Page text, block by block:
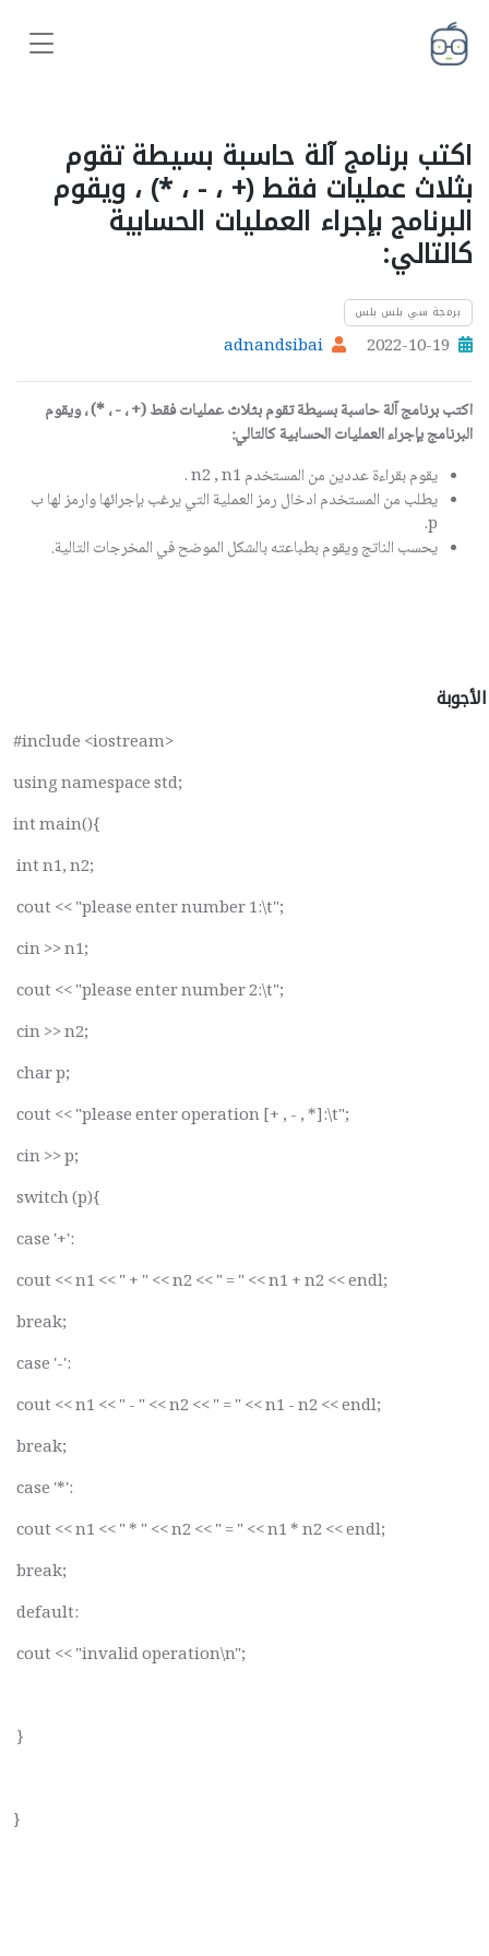
اكتب برنامج آلة حاسبة بسيطة تقوم
بثلاث عمليات فقط (+ ، - ، *) ، ويقوم
البرنامج بإجراء العمليات الحسابية
كالتالي:
برمجة سي بلس بلس
2022-10-19
adnandsibai
اكتب برنامج آلة حاسبة بسيطة تقوم بثلاث عمليات فقط (+ ، - ، *) ، ويقوم
البرنامج بإجراء العمليات الحسابية كالتالي:
يقوم بقراءة عددين من المستخدم n2 , n1 .
يطلب من المستخدم ادخال رمز العملية التي يرغب بإجرائها وارمز لها ب
p.
يحسب الناتج ويقوم بطباعته بالشكل الموضح في المخرجات التالية.
الأجوبة
#include <iostream>
using namespace std;
int main(){
int n1, n2;
cout << "please enter number 1:\t";
cin >> n1;
cout << "please enter number 2:\t";
cin >> n2;
char p;
cout << "please enter operation [+ , - , *]:\t";
cin >> p;
switch (p){
case '+':
cout << n1 << " + " << n2 << " = " << n1 + n2 << endl;
break;
case '-':
cout << n1 << " - " << n2 << " = " << n1 - n2 << endl;
break;
case '*':
cout << n1 << " * " << n2 << " = " << n1 * n2 << endl;
break;
default:
cout << "invalid operation\n";
}
}